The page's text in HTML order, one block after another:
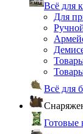
Всё для
Для
Всё для
Готовые